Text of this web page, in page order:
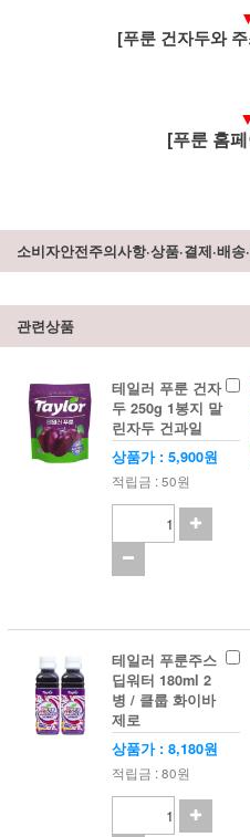
[푸룬 건자두와
[푸룬 홈
소비자안전주의사항·상품·결제·배송
관련상품
테일러 푸룬 건자
두 250g 1봉지 말
린자두 건과일
상품가 : 5,900원
적립금 : 50원
테일러 푸룬주스
딥워터 180ml 2
병 / 클룹 화이바
제로
상품가 : 8,180원
적립금 : 80원